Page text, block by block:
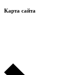
Карта сайта